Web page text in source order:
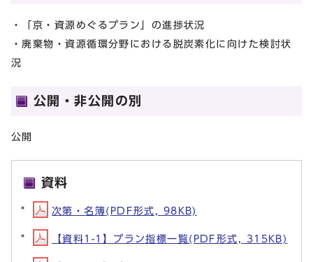
・「京・資源めぐるプラン」の進捗状況
・廃棄物・資源循環分野における脱炭素化に向けた検討状
況
公開・非公開の別
公開
資料
次第・名簿(PDF形式, 98KB)
【資料1-1】プラン指標一覧(PDF形式, 315KB)